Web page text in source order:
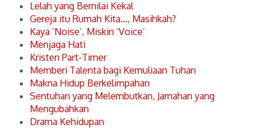
Lelah yang Bernilai Kekal
Gereja itu Rumah Kita…, Masihkah?
Kaya ‘Noise’, Miskin ‘Voice’
Menjaga Hati
Kristen Part-Timer
Memberi Talenta bagi Kemuliaan Tuhan
Makna Hidup Berkelimpahan
Sentuhan yang Melembutkan, Jamahan yang
Mengubahkan
Drama Kehidupan